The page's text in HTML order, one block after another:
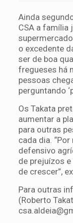
Ainda
CSA a família
o excedente
ser de boa
fregueses há
pessoas
perguntando
Os Takata
aumentar a
para outras
cada dia.
defensivo
de prejuízos
de crescer”,
Para outras
(Roberto